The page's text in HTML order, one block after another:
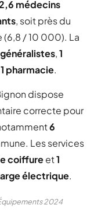
médecins
, soit près du
(6,8 / 10 000). La
,1
1 pharmacie.
dispose
correcte pour
6
Les services
coiffureet1
électrique.
2024